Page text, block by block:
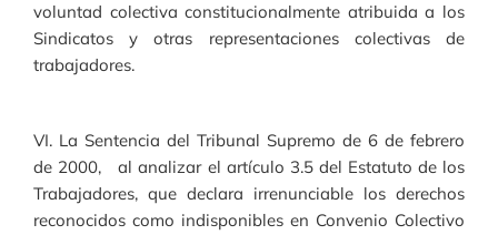
voluntad colectiva constitucionalmente atribuida a los
Sindicatos y otras representaciones colectivas de
trabajadores.
VI. La Sentencia del Tribunal Supremo de 6 de febrero
de 2000, al analizar el artículo 3.5 del Estatuto de los
Trabajadores, que declara irrenunciable los derechos
reconocidos como indisponibles en Convenio Colectivo